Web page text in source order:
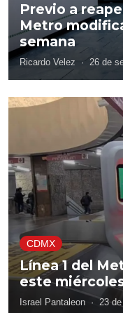
Previo a
Metro
semana
Ricardo Velez · 26 de
CDMX
Línea 1 del
este
Israel Pantaleon · 23